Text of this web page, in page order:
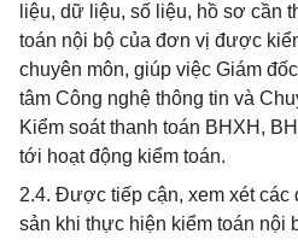
liệu, dữ liệu, số liệu, hồ sơ cần
toán nội bộ của đơn vị được
chuyên môn, giúp việc Giám
tâm Công nghệ thông tin và
Kiểm soát thanh toán BHXH,
tới hoạt động kiểm toán.
2.4. Được tiếp cận, xem xét các
sản khi thực hiện kiểm toán nội